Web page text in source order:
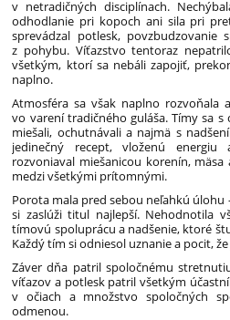
v netradičných disciplínach.
odhodlanie pri kopoch ani sila pri
sprevádzal potlesk, povzbudzovanie
z pohybu. Víťazstvo tentoraz
všetkým, ktorí sa nebáli zapojiť,
naplno.
Atmosféra sa však naplno rozvoňala
vo varení tradičného guláša. Tímy sa
miešali, ochutnávali a najmä s
jedinečný recept, vloženú
rozvoniaval miešanicou korenín,
medzi všetkými prítomnými.
Porota mala pred sebou neľahkú
si zaslúži titul najlepší. Nehodnotila
tímovú spoluprácu a nadšenie, ktoré
Každý tím si odniesol uznanie a pocit,
Záver dňa patril spoločnému
víťazov a potlesk patril všetkým
v očiach a množstvo spoločných
odmenou.